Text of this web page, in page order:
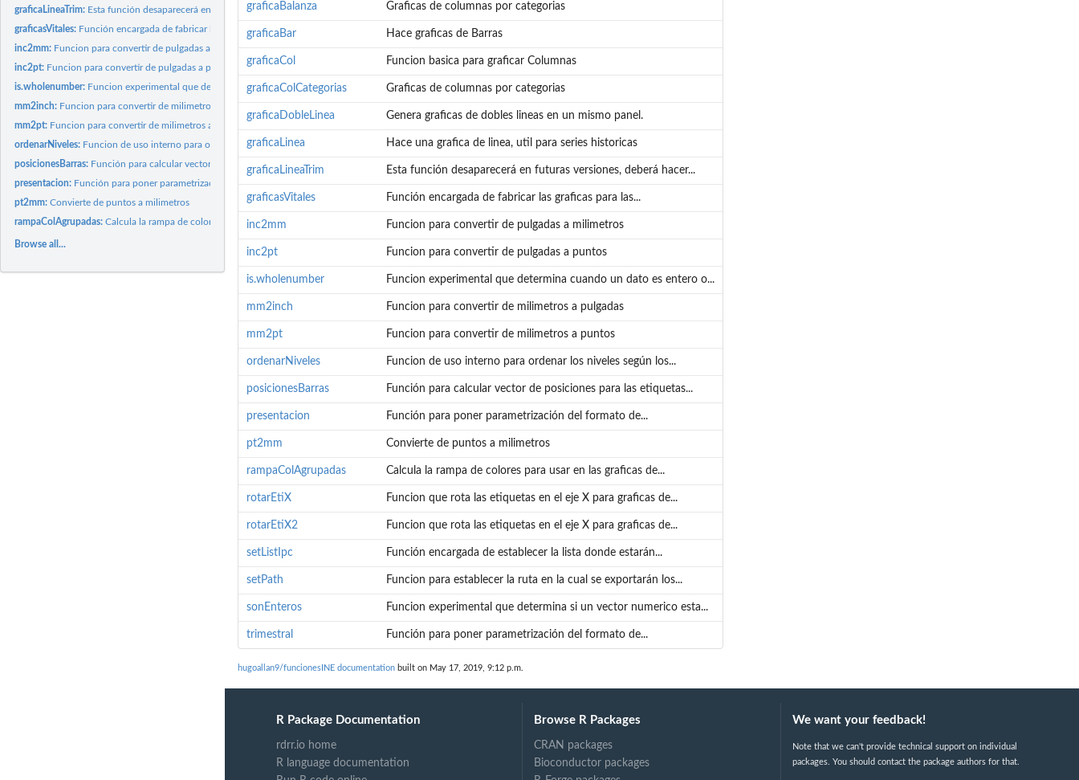
graficaLineaTrim: Esta función desaparecerá en futuras versiones, deberá hacer...
graficasVitales: Función encargada de fabricar las graficas para las...
inc2mm: Funcion para convertir de pulgadas a milimetros
inc2pt: Funcion para convertir de pulgadas a puntos
is.wholenumber: Funcion experimental que determina cuando un dato es entero o...
mm2inch: Funcion para convertir de milimetros a pulgadas
mm2pt: Funcion para convertir de milimetros a puntos
ordenarNiveles: Funcion de uso interno para ordenar los niveles según los...
posicionesBarras: Función para calcular vector de posiciones para las etiquetas...
presentacion: Función para poner parametrización del formato de...
pt2mm:Convierte de puntos a milimetros
rampaColAgrupadas:Calcula la rampa de colores para usar en las graficas de...
Browse all...
graficaBalanza Graficas de columnas por categorias
graficaBar Hace graficas de Barras
graficaCol Funcion basica para graficar Columnas
graficaColCategorias Graficas de columnas por categorias
graficaDobleLinea Genera graficas de dobles lineas en un mismo panel.
graficaLinea Hace una grafica de linea, util para series historicas
graficaLineaTrim Esta función desaparecerá en futuras versiones, deberá hacer...
graficasVitales Función encargada de fabricar las graficas para las...
inc2mm Funcion para convertir de pulgadas a milimetros
inc2pt Funcion para convertir de pulgadas a puntos
is.wholenumber Funcion experimental que determina cuando un dato es entero o...
mm2inch Funcion para convertir de milimetros a pulgadas
mm2pt Funcion para convertir de milimetros a puntos
ordenarNiveles Funcion de uso interno para ordenar los niveles según los...
posicionesBarras Función para calcular vector de posiciones para las etiquetas...
presentacion Función para poner parametrización del formato de...
pt2mm Convierte de puntos a milimetros
rampaColAgrupadas Calcula la rampa de colores para usar en las graficas de...
rotarEtiX Funcion que rota las etiquetas en el eje X para graficas de...
rotarEtiX2 Funcion que rota las etiquetas en el eje X para graficas de...
setListIpc Función encargada de establecer la lista donde estarán...
setPath Funcion para establecer la ruta en la cual se exportarán los...
sonEnteros Funcion experimental que determina si un vector numerico esta...
trimestral Función para poner parametrización del formato de...
hugoallan9/funcionesINE documentation built on May 17, 2019, 9:12 p.m.
R Package Documentation
rdrr.io home
R language documentation
Browse R Packages
CRAN packages
Bioconductor packages
We want your feedback!
Note that we can't provide technical support on individual
packages. You should contact the package authors for that.